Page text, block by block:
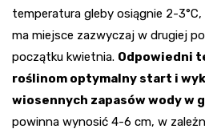
temperatura gleby osiągnie 2-
ma miejsce zazwyczaj w drugiej
początku kwietnia. Odpowiedni
roślinom optymalny start i
wiosennych zapasów wody w
powinna wynosić 4-6 cm, w